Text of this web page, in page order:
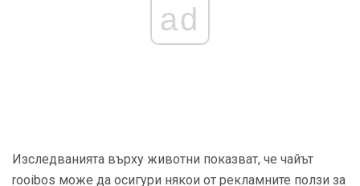
ad
Изследванията върху животни показват, че чайът
rooibos може да осигури някои от рекламните ползи за